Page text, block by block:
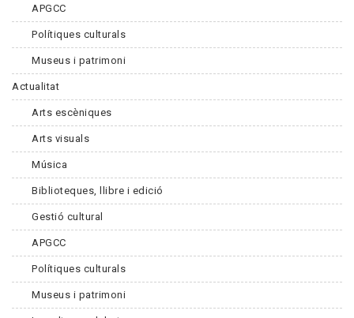
APGCC
Polítiques culturals
Museus i patrimoni
Actualitat
Arts escèniques
Arts visuals
Música
Biblioteques, llibre i edició
Gestió cultural
APGCC
Polítiques culturals
Museus i patrimoni